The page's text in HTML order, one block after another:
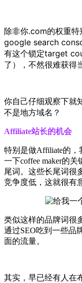
除非你.com的权重
google search
有这个锁定target
了），不然很难获得
你自己仔细观察下就
不是地方域名？
Affiliate站长的机会
特别是做Affiliate的，
一下coffee maker的
尾词。这些长尾词很
竞争度低，这就很有
类似这样的品牌词很
通过SEO吃到一些品
面的流量。
其实，早已经有人在